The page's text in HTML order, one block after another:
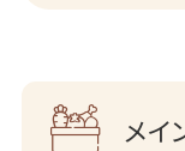
メイ